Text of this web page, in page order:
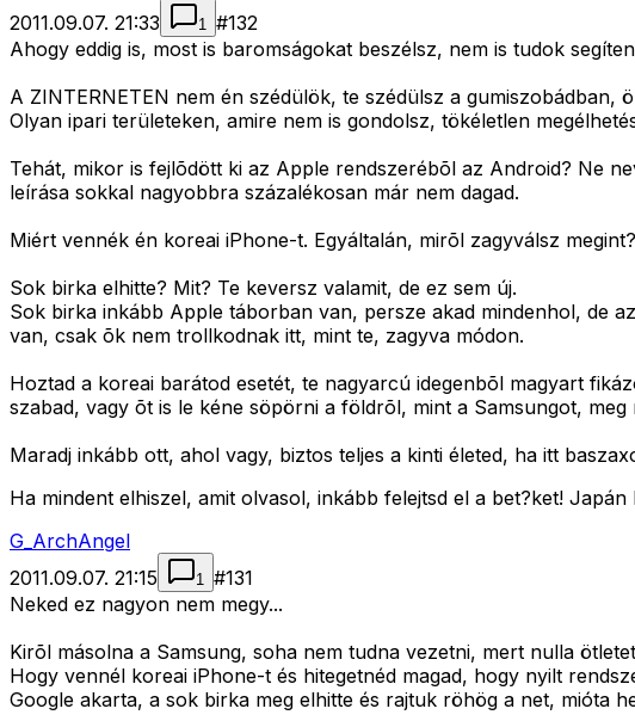
2011.09.07. 21:33
1 #132
Ahogy eddig is, most is baromságokat beszélsz, nem is tudok
A ZINTERNETEN nem én szédülök, te szédülsz a
Olyan ipari területeken, amire nem is gondolsz, tökéletlen
Tehát, mikor is fejlõdött ki az Apple rendszerébõl az Android? Ne
leírása sokkal nagyobbra százalékosan már nem dagad.
Miért vennék én koreai iPhone-t. Egyáltalán, mirõl zagyválsz megint?
Sok birka elhitte? Mit? Te keversz valamit, de ez sem új.
Sok birka inkább Apple táborban van, persze akad mindenhol, de
van, csak õk nem trollkodnak itt, mint te, zagyva módon.
Hoztad a koreai barátod esetét, te nagyarcú idegenbõl magyart
szabad, vagy õt is le kéne söpörni a földrõl, mint a Samsungot,
Maradj inkább ott, ahol vagy, biztos teljes a kinti életed, ha itt
Ha mindent elhiszel, amit olvasol, inkább felejtsd el a bet?ket! Japán
G_ArchAngel
2011.09.07. 21:15
1 #131
Neked ez nagyon nem megy...
Kirõl másolna a Samsung, soha nem tudna vezetni, mert nulla
Hogy vennél koreai iPhone-t és hitegetnéd magad, hogy nyilt
Google akarta, a sok birka meg elhitte és rajtuk röhög a net, mióta